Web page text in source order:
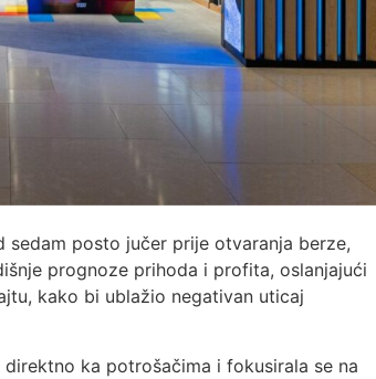
sedam posto jučer prije otvaranja berze,
prognoze prihoda i profita, oslanjajući
kako bi ublažio negativan uticaj
ka potrošačima i fokusirala se na